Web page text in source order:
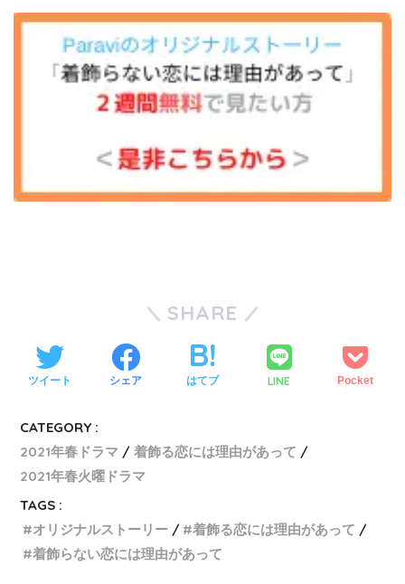
SHARE
ツイート シェア はてブ LINE Pocket
CATEGORY :
2021年春ドラマ
着飾る恋には理由があって
2021年春火曜ドラマ
TAGS :
オリジナルストーリー
着飾る恋には理由があって
着飾らない恋には理由があって